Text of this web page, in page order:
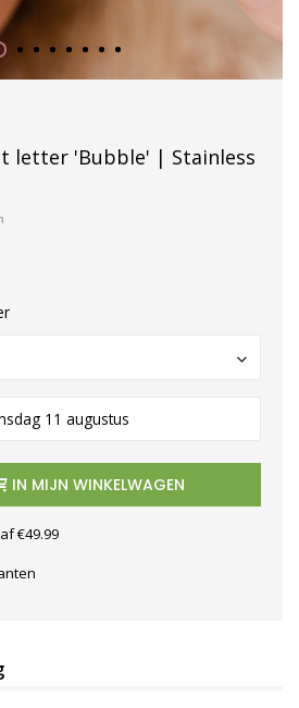
letter 'Bubble' | Stainless
11 augustus
IN MIJN WINKELWAGEN
€49.99